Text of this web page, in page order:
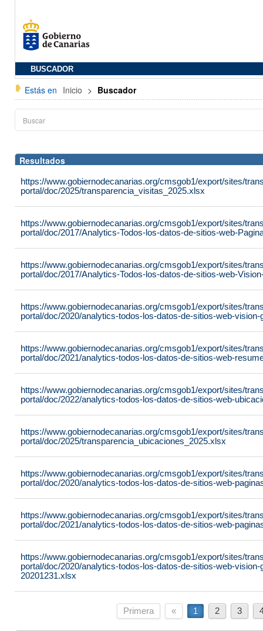
BUSCADOR
Estás en Inicio > Buscador
Resultados
https://www.gobiernodecanarias.org/cmsgob1/export/sites/
portal/doc/2025/transparencia_visitas_2025.xlsx
https://www.gobiernodecanarias.org/cmsgob1/export/sites/
portal/doc/2017/Analytics-Todos-los-datos-de-sitios-web-
https://www.gobiernodecanarias.org/cmsgob1/export/sites/
portal/doc/2017/Analytics-Todos-los-datos-de-sitios-web-
https://www.gobiernodecanarias.org/cmsgob1/export/sites/
portal/doc/2020/analytics-todos-los-datos-de-sitios-web-
https://www.gobiernodecanarias.org/cmsgob1/export/sites/
portal/doc/2021/analytics-todos-los-datos-de-sitios-web-
https://www.gobiernodecanarias.org/cmsgob1/export/sites/
portal/doc/2022/analytics-todos-los-datos-de-sitios-web-
https://www.gobiernodecanarias.org/cmsgob1/export/sites/
portal/doc/2025/transparencia_ubicaciones_2025.xlsx
https://www.gobiernodecanarias.org/cmsgob1/export/sites/
portal/doc/2020/analytics-todos-los-datos-de-sitios-web-
https://www.gobiernodecanarias.org/cmsgob1/export/sites/
portal/doc/2021/analytics-todos-los-datos-de-sitios-web-
https://www.gobiernodecanarias.org/cmsgob1/export/sites/
portal/doc/2020/analytics-todos-los-datos-de-sitios-web-
20201231.xlsx
Primera « 1 2 3